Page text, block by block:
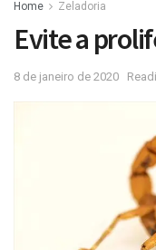
Home Zeladoria
Evite a
8 de janeiro de 2020